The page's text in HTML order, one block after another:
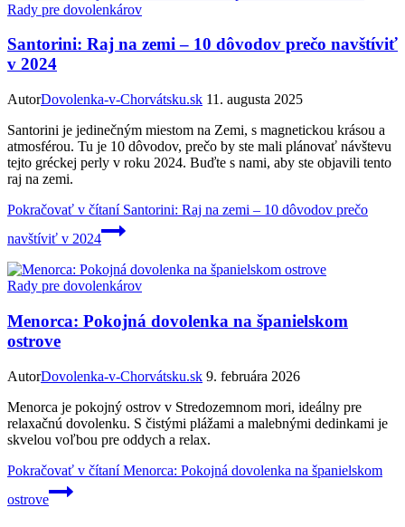
Rady pre dovolenkárov
Santorini: Raj na zemi – 10 dôvodov prečo navštíviť
v 2024
AutorDovolenka-v-Chorvátsku.sk 11. augusta 2025
Santorini je jedinečným miestom na Zemi, s magnetickou krásou a
atmosférou. Tu je 10 dôvodov, prečo by ste mali plánovať návštevu
tejto gréckej perly v roku 2024. Buďte s nami, aby ste objavili tento
raj na zemi.
Pokračovať v čítaníSantorini: Raj na zemi – 10 dôvodov prečo
navštíviť v 2024
Rady pre dovolenkárov
Menorca: Pokojná dovolenka na španielskom
ostrove
AutorDovolenka-v-Chorvátsku.sk 9. februára 2026
Menorca je pokojný ostrov v Stredozemnom mori, ideálny pre
relaxačnú dovolenku. S čistými plážami a malebnými dedinkami je
skvelou voľbou pre oddych a relax.
Pokračovať v čítaníMenorca: Pokojná dovolenka na španielskom
ostrove